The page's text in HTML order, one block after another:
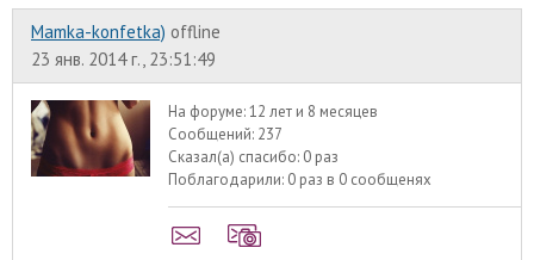
Mamka-konfetka) offline
23 янв. 2014 г., 23:51:49
На форуме:12 лет и 8 месяцев
Сообщений: 237
Сказал(а) спасибо: 0 раз
Поблагодарили: 0 раз в 0 сообщенях